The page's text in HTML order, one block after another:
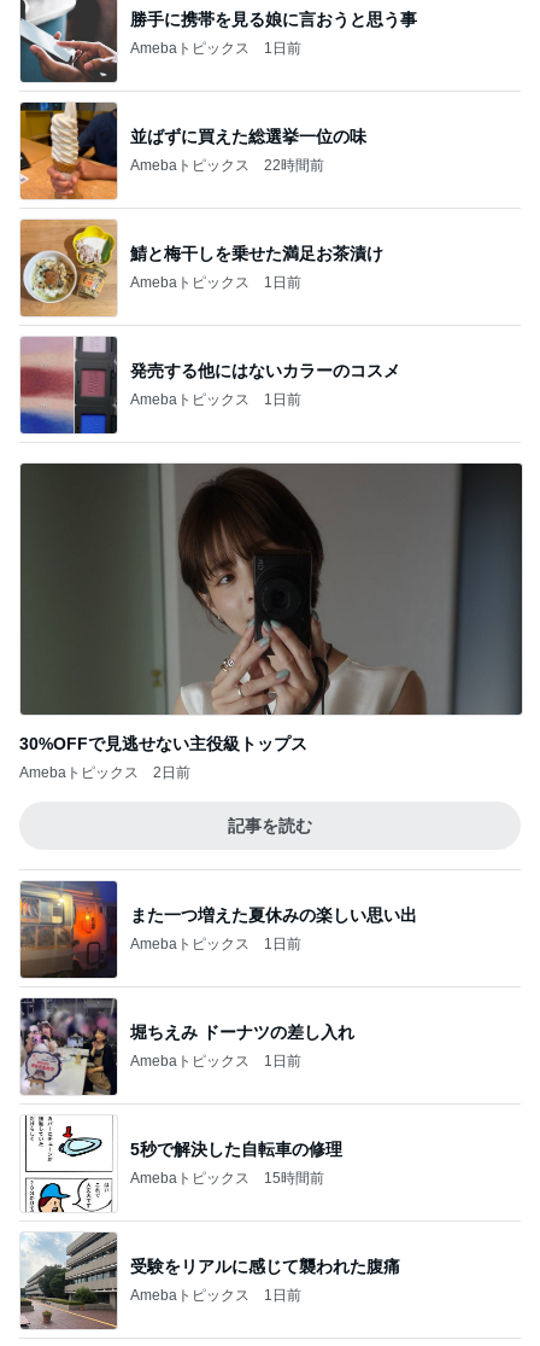
勝手に携帯を見る娘に言おうと思う事
Amebaトピックス 1日前
並ばずに買えた総選挙一位の味
Amebaトピックス 22時間前
鯖と梅干しを乗せた満足お茶漬け
Amebaトピックス 1日前
発売する他にはないカラーのコスメ
Amebaトピックス 1日前
30%OFFで見逃せない主役級トップス
Amebaトピックス 2日前
記事を読む
また一つ増えた夏休みの楽しい思い出
Amebaトピックス 1日前
堀ちえみ ドーナツの差し入れ
Amebaトピックス 1日前
5秒で解決した自転車の修理
Amebaトピックス 15時間前
受験をリアルに感じて襲われた腹痛
Amebaトピックス 1日前